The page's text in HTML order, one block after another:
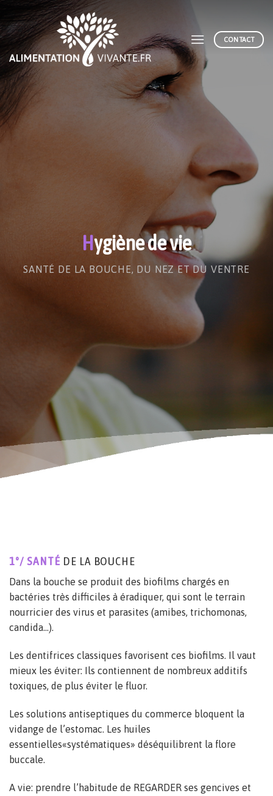
Skip
content
CONTACT
Hygiène de vie
SANTÉ DE LA BOUCHE, DU NEZ ET DU VENTRE
1°/ SANTÉDE LA BOUCHE
Dans la bouche se produit des biofilms chargés en
bactéries très difficiles à éradiquer, qui sont le terrain
nourricier des virus et parasites (amibes, trichomonas,
candida…).
Les dentifrices classiques favorisent ces biofilms. Il vaut
mieux les éviter: Ils contiennent de nombreux additifs
toxiques, de plus éviter le fluor.
Les solutions antiseptiques du commerce bloquent la
vidange de l’estomac. Les huiles
essentielles«systématiques» déséquilibrent la flore
buccale.
A vie: prendre l’habitude de REGARDER ses gencives et